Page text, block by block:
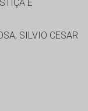
E
SILVIO CESAR